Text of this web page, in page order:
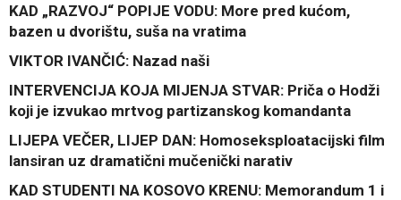
KAD „RAZVOJ“ POPIJE VODU: More pred kućom,
bazen u dvorištu, suša na vratima
VIKTOR IVANČIĆ: Nazad naši
INTERVENCIJA KOJA MIJENJA STVAR: Priča o Hodži
koji je izvukao mrtvog partizanskog komandanta
LIJEPA VEČER, LIJEP DAN: Homoseksploatacijski film
lansiran uz dramatični mučenički narativ
KAD STUDENTI NA KOSOVO KRENU: Memorandum 1 i